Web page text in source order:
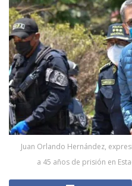
Juan Orlando Hernández,
a 45 años de prisión en